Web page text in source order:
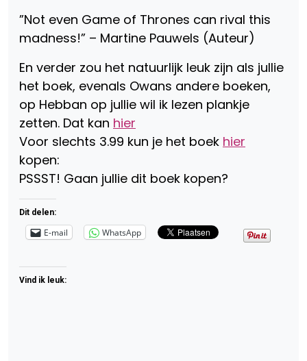
”Not even Game of Thrones can rival this
madness!” – Martine Pauwels (Auteur)
En verder zou het natuurlijk leuk zijn als jullie
het boek, evenals Owans andere boeken,
op Hebban op jullie wil ik lezen plankje
zetten. Dat kan hier
Voor slechts 3.99 kun je het boek hier
kopen:
PSSST! Gaan jullie dit boek kopen?
Dit delen:
E-mail WhatsApp
Vind ik leuk: